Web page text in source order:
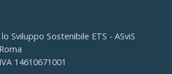
Sviluppo Sostenibile ETS - ASviS
14610671001